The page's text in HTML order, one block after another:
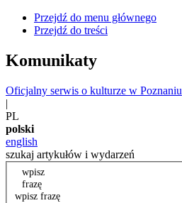
Przejdź do menu głównego
Przejdź do treści
Komunikaty
Oficjalny serwis o kulturze w Poznaniu
|
PL
polski
english
szukaj artykułów i wydarzeń
wpisz
frazę
wpisz frazę